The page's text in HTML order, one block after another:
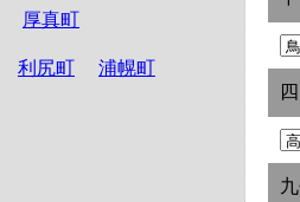
厚真町
利尻町 浦幌町